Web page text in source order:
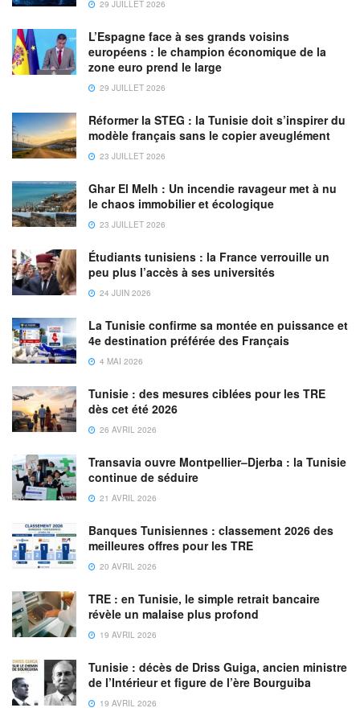
29 JUILLET 2026
L’Espagne face à ses grands voisins
européens : le champion économique de la
zone euro prend le large
29 JUILLET 2026
Réformer la STEG : la Tunisie doit s’inspirer du
modèle français sans le copier aveuglément
23 JUILLET 2026
Ghar El Melh : Un incendie ravageur met à nu
le chaos immobilier et écologique
23 JUILLET 2026
Étudiants tunisiens : la France verrouille un
peu plus l’accès à ses universités
24 JUIN 2026
La Tunisie confirme sa montée en puissance et
4e destination préférée des Français
4 MAI 2026
Tunisie : des mesures ciblées pour les TRE
dès cet été 2026
26 AVRIL 2026
Transavia ouvre Montpellier–Djerba : la Tunisie
continue de séduire
21 AVRIL 2026
Banques Tunisiennes : classement 2026 des
meilleures offres pour les TRE
20 AVRIL 2026
TRE : en Tunisie, le simple retrait bancaire
révèle un malaise plus profond
19 AVRIL 2026
Tunisie : décès de Driss Guiga, ancien ministre
de l’Intérieur et figure de l’ère Bourguiba
19 AVRIL 2026